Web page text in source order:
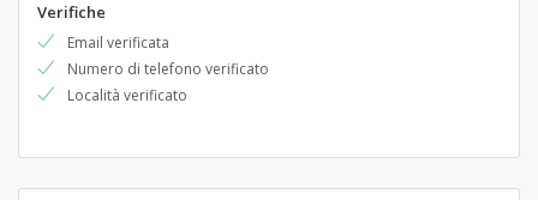
Verifiche
Email verificata
Numero di telefono verificato
Località verificato